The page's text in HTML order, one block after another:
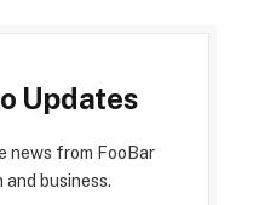
Updates
news from FooBar
business.